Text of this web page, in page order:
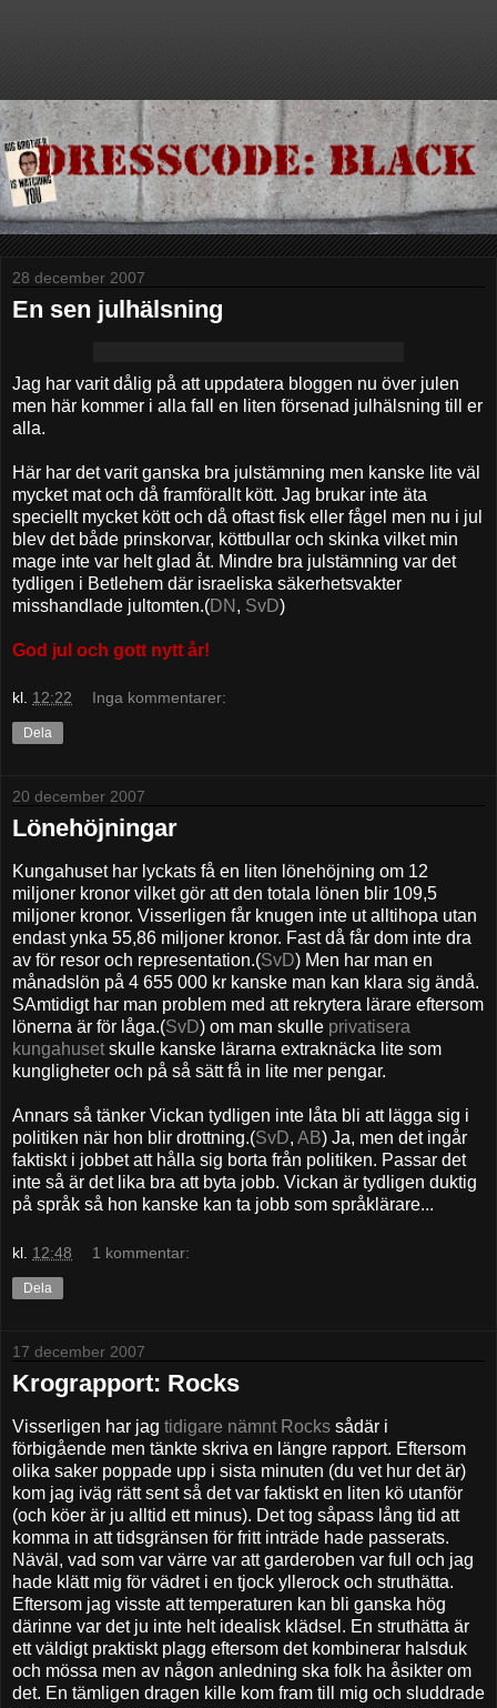
28 december 2007
En sen julhälsning
Jag har varit dålig på att uppdatera bloggen nu över julen
men här kommer i alla fall en liten försenad julhälsning till er
alla.
Här har det varit ganska bra julstämning men kanske lite väl
mycket mat och då framförallt kött. Jag brukar inte äta
speciellt mycket kött och då oftast fisk eller fågel men nu i jul
blev det både prinskorvar, köttbullar och skinka vilket min
mage inte var helt glad åt. Mindre bra julstämning var det
tydligen i Betlehem där israeliska säkerhetsvakter
misshandlade jultomten.(DN , SvD)
God jul och gott nytt år!
kl. 12:22 Inga kommentarer:
Dela
20 december 2007
Lönehöjningar
Kungahuset har lyckats få en liten lönehöjning om 12
miljoner kronor vilket gör att den totala lönen blir 109,5
miljoner kronor. Visserligen får knugen inte ut alltihopa utan
endast ynka 55,86 miljoner kronor. Fast då får dom inte dra
av för resor och representation.(SvD) Men har man en
månadslön på 4 655 000 kr kanske man kan klara sig ändå.
SAmtidigt har man problem med att rekrytera lärare eftersom
lönerna är för låga.(SvD) om man skulle privatisera
kungahuset skulle kanske lärarna extraknäcka lite som
kungligheter och på så sätt få in lite mer pengar.
Annars så tänker Vickan tydligen inte låta bli att lägga sig i
politiken när hon blir drottning.(SvD, AB) Ja, men det ingår
faktiskt i jobbet att hålla sig borta från politiken. Passar det
inte så är det lika bra att byta jobb. Vickan är tydligen duktig
på språk så hon kanske kan ta jobb som språklärare...
kl. 12:48 1 kommentar:
Dela
17 december 2007
Krograpport: Rocks
Visserligen har jag tidigare nämnt Rocks sådär i
förbigående men tänkte skriva en längre rapport. Eftersom
olika saker poppade upp i sista minuten (du vet hur det är)
kom jag iväg rätt sent så det var faktiskt en liten kö utanför
(och köer är ju alltid ett minus). Det tog såpass lång tid att
komma in att tidsgränsen för fritt inträde hade passerats.
Näväl, vad som var värre var att garderoben var full och jag
hade klätt mig för vädret i en tjock yllerock och struthätta.
Eftersom jag visste att temperaturen kan bli ganska hög
därinne var det ju inte helt idealisk klädsel. En struthätta är
ett väldigt praktiskt plagg eftersom det kombinerar halsduk
och mössa men av någon anledning ska folk ha åsikter om
det. En tämligen dragen kille kom fram till mig och sluddrade